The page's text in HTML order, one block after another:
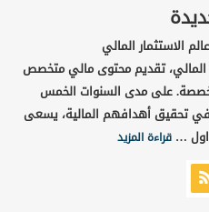
الاستثمار المالي
المالي، تقديم محتوى مالي متخصص
على مدى السنوات الخمس
في تحقيق أهدافهم المالية، يسعى
…قراءة المزيد